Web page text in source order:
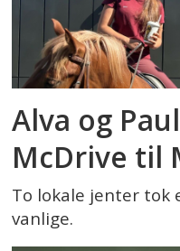
Alva og
McDrive til
To lokale jenter
vanlige.